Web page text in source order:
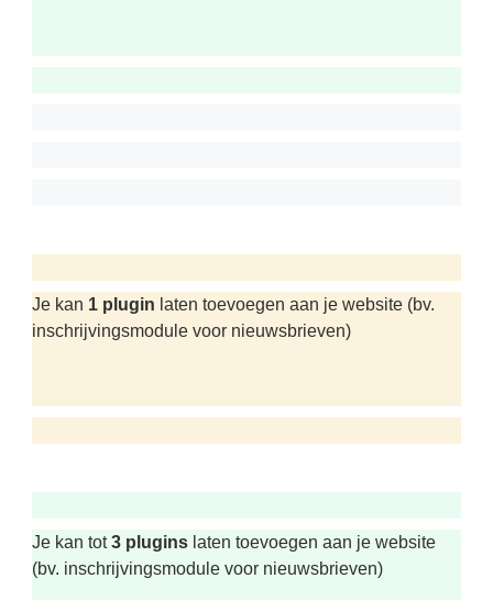
Je kan 1 plugin laten toevoegen aan je website (bv.
inschrijvingsmodule voor nieuwsbrieven)
Je kan tot3 plugins laten toevoegen aan je website
(bv. inschrijvingsmodule voor nieuwsbrieven)